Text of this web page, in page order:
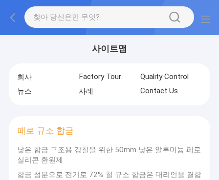
사이트맵
회사 Factory Tour
Quality Control
뉴스
사례 Contact Us
페로 규소 합금
낮은 합금 구조용 강철을 위한 50mm 낮은 알루미늄 페로
실리콘 환원제
합금 성분으로 전기로 72% 철 규소 합금은 대리인을 결합